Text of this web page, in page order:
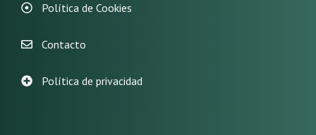
Política de Cookies
Contacto
Política de privacidad